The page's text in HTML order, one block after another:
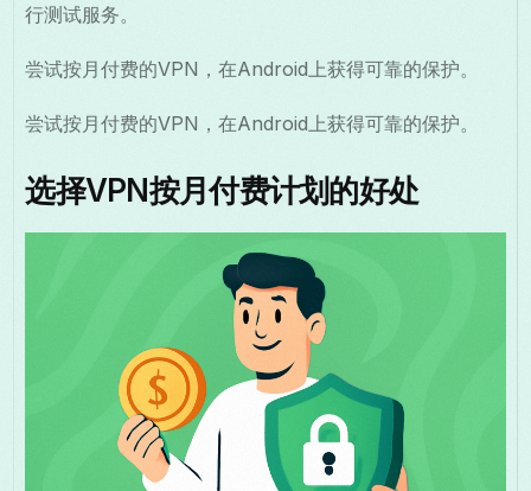
行测试服务。
尝试按月付费的VPN，在Android上获得可靠的保护。
尝试按月付费的VPN，在Android上获得可靠的保护。
选择VPN按月付费计划的好处